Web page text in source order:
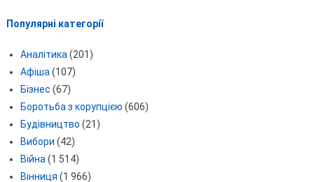
Популярні категорії
Аналітика (201)
Афіша (107)
Бізнес (67)
Боротьба з корупцією (606)
Будівництво (21)
Вибори (42)
Війна (1 514)
Вінниця (1 966)